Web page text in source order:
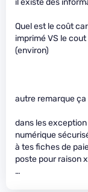
il existe des
Quel est le coût
imprimé VS le
(environ)
autre remarque
dans les exception
numérique
à tes fiches de
poste pour raison
…